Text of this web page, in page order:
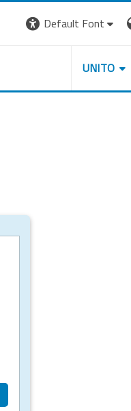
Default Font
UNITO